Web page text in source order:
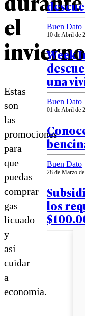
el
invierno
Estas
son
las
promociones
para
que
puedas
comprar
gas
licuado
y
así
cuidar
a
economía.
Buen Dato
10 de Abril de
Week
una
Buen Dato
01 de Abril de
Buen Dato
28 de Marzo
los